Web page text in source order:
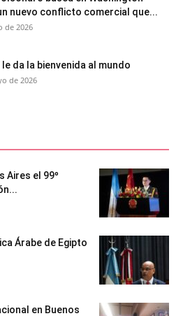
nuevo conflicto comercial que...
de 2026
le da la bienvenida al mundo
de 2026
Aires el 99º
Árabe de Egipto
en Buenos